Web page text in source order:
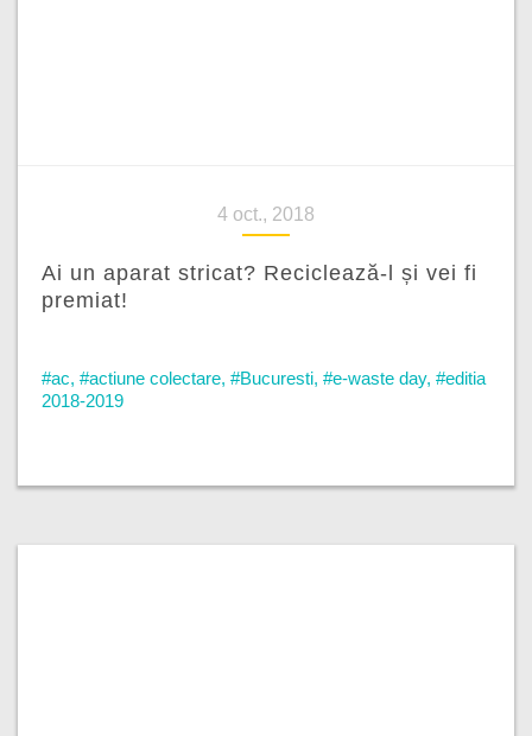
4 oct., 2018
Ai un aparat stricat? Reciclează-l și vei fi
premiat!
#ac, #actiune colectare, #Bucuresti, #e-waste day, #editia
2018-2019